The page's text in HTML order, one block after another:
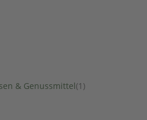
& Genussmittel(1 )